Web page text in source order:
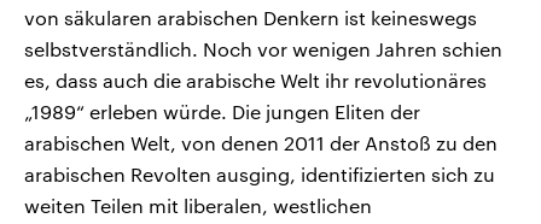
von säkularen arabischen Denkern ist keineswegs
selbstverständlich. Noch vor wenigen Jahren schien
es, dass auch die arabische Welt ihr revolutionäres
„1989“ erleben würde. Die jungen Eliten der
arabischen Welt, von denen 2011 der Anstoß zu den
arabischen Revolten ausging, identifizierten sich zu
weiten Teilen mit liberalen, westlichen